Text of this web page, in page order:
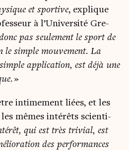
et spor­tive, explique
à l’Université Gre­
pas seule­ment le sport de
le simple mou­ve­ment. La
appli­ca­tion, est déjà une
»
inti­me­ment liées, et les
les mêmes inté­rêts scien­ti­
qui est très tri­vial, est
des per­for­mances